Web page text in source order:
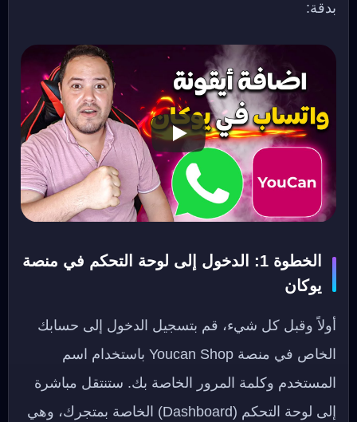
بدقة:
الخطوة 1: الدخول إلى لوحة التحكم في منصة
يوكان
أولاً وقبل كل شيء، قم بتسجيل الدخول إلى حسابك
الخاص في منصة Youcan Shop باستخدام اسم
المستخدم وكلمة المرور الخاصة بك. ستنتقل مباشرة
إلى لوحة التحكم (Dashboard) الخاصة بمتجرك، وهي